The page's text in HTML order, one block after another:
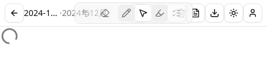
2024-12-CET6-3 ·2024年12月